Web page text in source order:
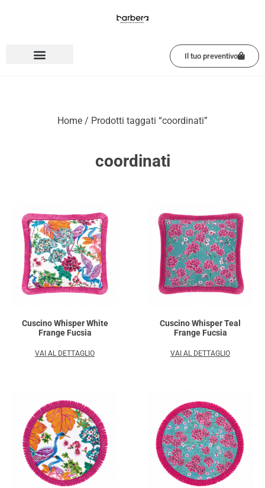
Il tuo preventivo
Home / Prodotti taggati “coordinati”
coordinati
Cuscino Whisper White
Frange Fucsia
VAI AL DETTAGLIO
Cuscino Whisper Teal
Frange Fucsia
VAI AL DETTAGLIO